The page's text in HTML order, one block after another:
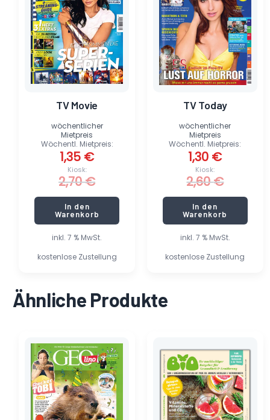
inkl. 7 % MwSt.
kostenlose Zustellung
TV Movie
Kiosk:
2,70€
Wöchentl. Mietpreis:
1,35 €
wöchentlicher
Mietpreis
In den
Warenkorb
inkl. 7 % MwSt.
kostenlose Zustellung
TV Today
Kiosk:
2,60€
Wöchentl. Mietpreis:
1,30 €
wöchentlicher
Mietpreis
In den
Warenkorb
Ähnliche Produkte
Preis
war:
6,00 €
Preis
ist:
1,10 €.
Preis
war:
5,90 €
Preis
ist:
0,35 €.